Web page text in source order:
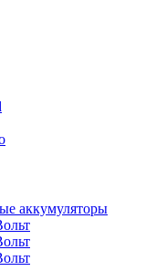
аккумуляторы